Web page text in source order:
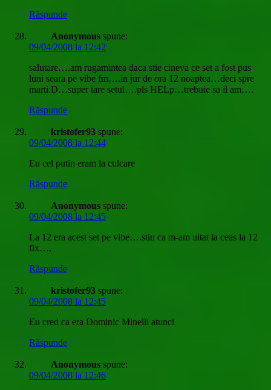
Răspunde
Anonymous spune:
09/04/2008 la 12:42
salutare….am rugamintea daca stie cineva ce set a fost pus
luni seara pe vibe fm….in jur de ora 12 noaptea…deci spre
marti:D…super tare setul….pls HELp…trebuie sa il am….
Răspunde
kristofer93 spune:
09/04/2008 la 12:44
Eu cel putin eram la culcare
Răspunde
Anonymous spune:
09/04/2008 la 12:45
La 12 era acest set pe vibe….stiu ca m-am uitat la ceas la 12
fix….
Răspunde
kristofer93 spune:
09/04/2008 la 12:45
Eu cred ca era Dominic Minelli atunci
Răspunde
Anonymous spune:
09/04/2008 la 12:46